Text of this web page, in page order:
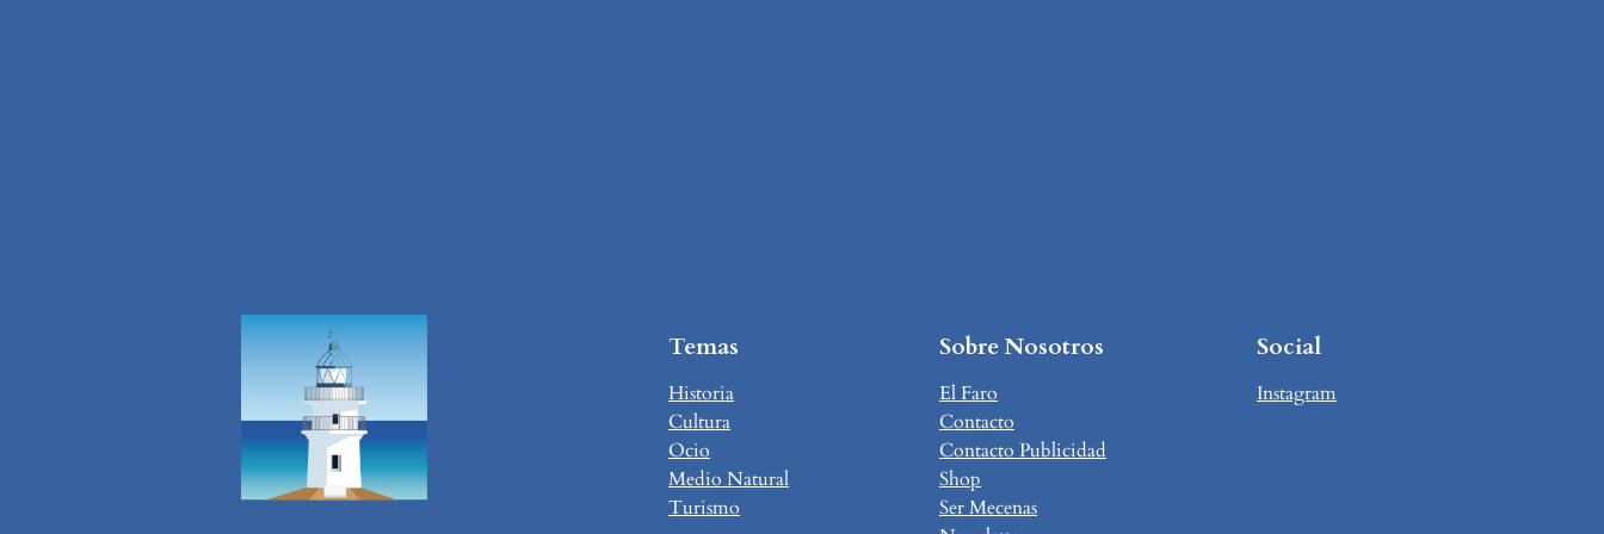
Temas
Historia
Cultura
Ocio
Medio Natural
Turismo
Sobre Nosotros
El Faro
Contacto
Contacto Publicidad
Shop
Ser Mecenas
Social
Instagram